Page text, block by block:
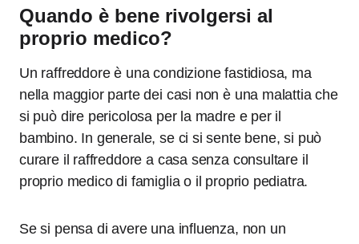
Quando è bene rivolgersi al
proprio medico?
Un raffreddore è una condizione fastidiosa, ma
nella maggior parte dei casi non è una malattia che
si può dire pericolosa per la madre e per il
bambino. In generale, se ci si sente bene, si può
curare il raffreddore a casa senza consultare il
proprio medico di famiglia o il proprio pediatra.
Se si pensa di avere una influenza, non un